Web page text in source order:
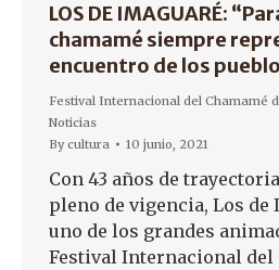
LOS DE IMAGUARÉ:
chamamé siempre
encuentro de los
Festival Internacional del Chamamé
Noticias
Bycultura 10 junio, 2021
Con 43 años de
pleno de vigencia, Los de
uno de los grandes
Festival Internacional del